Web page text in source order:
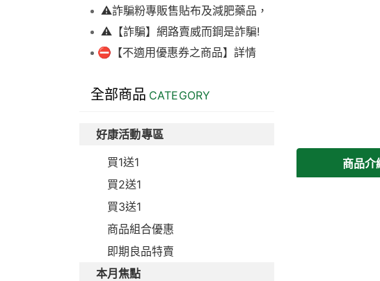
口販售
⚠️詐騙粉專販售貼布及減肥藥品，
請勿上當，請查明來源! 非瑞昌藥局
販售!
⚠️【詐騙】網路賣威而鋼是詐騙!
⛔【不適用優惠券之商品】詳情
全部商品 CATEGORY
好康活動專區
買1送1
買2送1
買3送1
商品組合優惠
即期良品特賣
本月焦點
商品介